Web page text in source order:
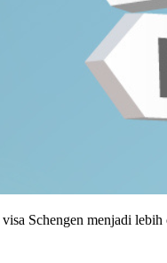
Schengen menjadi